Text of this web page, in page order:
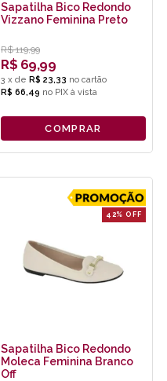
Sapatilha Bico Redondo
Vizzano Feminina Preto
R$ 119,99
R$ 69,99
3 x de R$ 23,33
R$ 66,49 no PIX
COMPRAR
42% OFF
Sapatilha Bico Redondo
Moleca Feminina Branco
Off